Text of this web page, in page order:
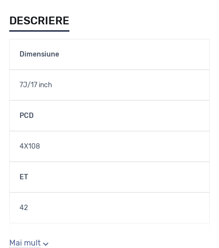
DESCRIERE
Dimensiune
7J/17 inch
PCD
4X108
ET
42
Gaura centrala
Mai mult